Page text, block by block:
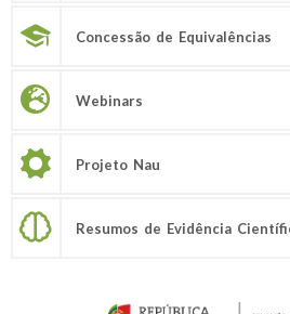
Concessão de Equivalências
Webinars
Projeto Nau
Resumos de Evidência